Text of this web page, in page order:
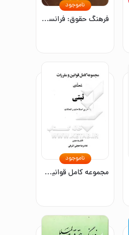
فرهنگ حقوق: فرانسه - فارسی
ناموجود
مجموعه کامل قوانین و مقررات محشای ثبتی: با آخرین اصلاحات و الحاقات
ناموجود